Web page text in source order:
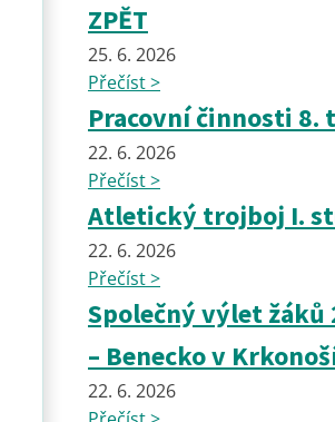
ZPĚT
25. 6. 2026
Přečíst >
Pracovní činnosti 8.
22. 6. 2026
Přečíst >
Atletický trojboj I.
22. 6. 2026
Přečíst >
Společný výlet žáků
– Benecko v
22. 6. 2026